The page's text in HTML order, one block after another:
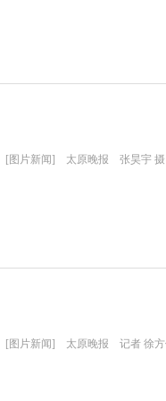
[图片新闻] 太原晚报 张昊宇 摄
[图片新闻] 太原晚报 记者 徐方